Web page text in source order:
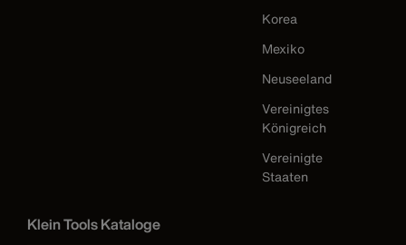
Korea
Mexiko
Neuseeland
Vereinigtes
Königreich
Vereinigte
Staaten
Klein Tools Kataloge